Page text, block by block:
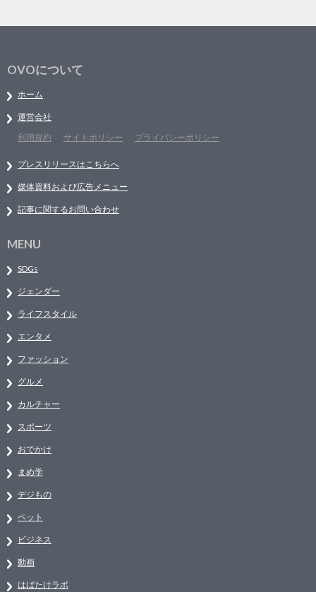
OVOについて
ホーム
運営会社
利用規約
サイトポリシー プライバシーポリシー
プレスリリースはこちらへ
媒体資料および広告メニュー
記事に関するお問い合わせ
MENU
SDGs
ジェンダー
ライフスタイル
エンタメ
ファッション
グルメ
カルチャー
スポーツ
おでかけ
まめ学
デジもの
ペット
ビジネス
動画
はばたけラボ